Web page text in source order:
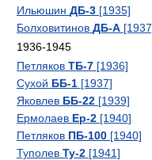
Ильюшин ДБ-3 [1935]
Болховитинов ДБ-А
1936-1945
Петляков ТБ-7 [1936]
Сухой ББ-1 [1937]
Яковлев ББ-22 [1939]
Ермолаев Ер-2 [1940]
Петляков ПБ-100 [1940]
Туполев Ту-2 [1941]